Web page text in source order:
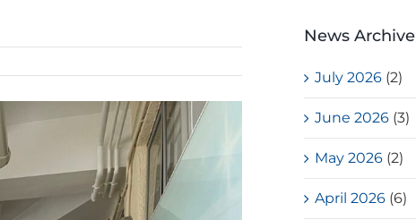
News Archive
July 2026 (2)
June 2026 (3)
May 2026 (2)
April 2026 (6)